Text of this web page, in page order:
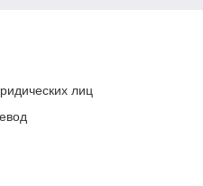
лиц